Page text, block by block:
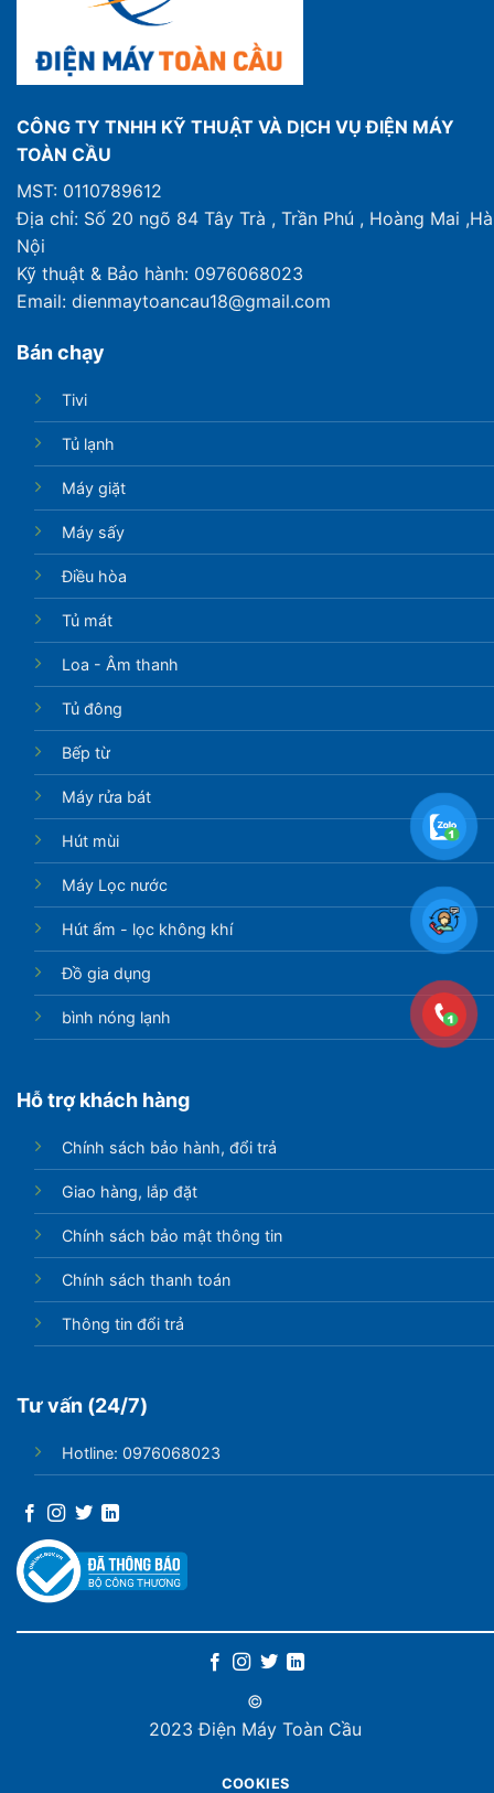
CÔNG TY TNHH KỸ THUẬT VÀ DỊCH VỤ ĐIỆN MÁY
TOÀN CẦU
MST: 0110789612
Địa chỉ: Số 20 ngõ 84 Tây Trà , Trần Phú , Hoàng Mai ,Hà
Nội
Kỹ thuật & Bảo hành: 0976068023
Email: dienmaytoancau18@gmail.com
Bán chạy
Tivi
Tủ lạnh
Máy giặt
Máy sấy
Điều hòa
Tủ mát
Loa - Âm thanh
Tủ đông
Bếp từ
Máy rửa bát
Hút mùi
Máy Lọc nước
Hút ẩm - lọc không khí
Đồ gia dụng
bình nóng lạnh
Hỗ trợ khách hàng
Chính sách bảo hành, đổi trả
Giao hàng, lắp đặt
Chính sách bảo mật thông tin
Chính sách thanh toán
Thông tin đổi trả
Tư vấn (24/7)
Hotline: 0976068023
©
2023 Điện Máy Toàn Cầu
COOKIES